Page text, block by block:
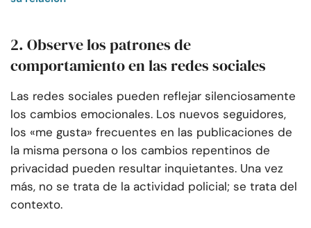
2. Observe los patrones de
comportamiento en las redes sociales
Las redes sociales pueden reflejar silenciosamente
los cambios emocionales. Los nuevos seguidores,
los «me gusta» frecuentes en las publicaciones de
la misma persona o los cambios repentinos de
privacidad pueden resultar inquietantes. Una vez
más, no se trata de la actividad policial; se trata del
contexto.